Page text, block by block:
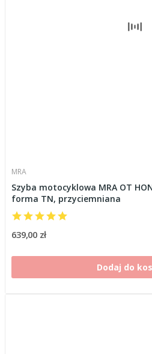
MRA
Szyba motocyklowa MRA OT
forma TN, przyciemniana
639,00 zł
Dodaj do